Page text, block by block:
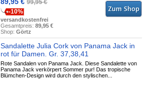
99,95 €
-10%
versandkostenfrei
Gesamtpreis:89,95 €
Shop:Görtz
Sandalette Julia Cork von Panama Jack in
rot für Damen. Gr. 37,38,41
Rote Sandalen von Panama Jack. Diese Sandalette von
Panama Jack verkörpert Sommer pur! Das tropische
Blümchen-Design wird durch den stylischen...